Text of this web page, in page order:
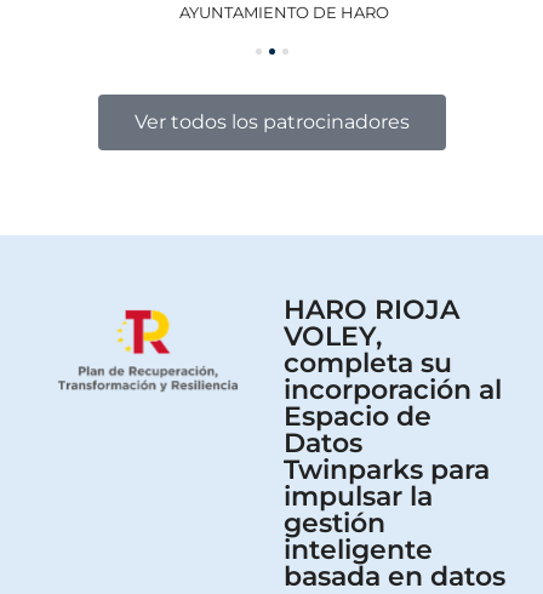
AYUNTAMIENTO DE HARO
Ver todos los patrocinadores
HARO RIOJA
VOLEY,
completa su
incorporación al
Espacio de
Datos
Twinparks para
impulsar la
gestión
inteligente
basada en datos